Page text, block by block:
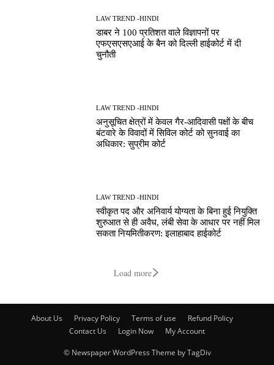
LAW TREND -HINDI
डाबर ने 100 प्रतिशत वाले विज्ञापनों पर
एफएसएसएआई के बैन को दिल्ली हाईकोर्ट में दी
चुनौती
LAW TREND -HINDI
अनुसूचित क्षेत्रों में केवल गैर-आदिवासी पक्षों के बीच
बंटवारे के विवादों में सिविल कोर्ट को सुनवाई का
अधिकार: सुप्रीम कोर्ट
LAW TREND -HINDI
स्वीकृत पद और अनिवार्य योग्यता के बिना हुई नियुक्ति
शुरुआत से ही अवैध, लंबी सेवा के आधार पर नहीं मिल
सकता नियमितीकरण: इलाहाबाद हाईकोर्ट
Load more
About Us Privacy Policy Terms of use
Refund Policy
Contact Us
Login Now My Account
© Newspaper WordPress Theme by TagDiv